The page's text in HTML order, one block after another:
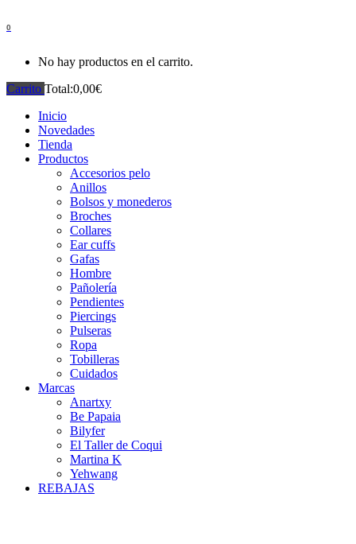
0
No hay productos en el carrito.
Carrito Total:0,00€
Inicio
Novedades
Tienda
Productos
Accesorios pelo
Anillos
Bolsos y monederos
Broches
Collares
Ear cuffs
Gafas
Hombre
Pañolería
Pendientes
Piercings
Pulseras
Ropa
Tobilleras
Cuidados
Marcas
Anartxy
Be Papaia
Bilyfer
El Taller de Coqui
Martina K
Yehwang
REBAJAS